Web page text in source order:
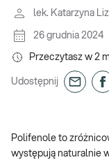
lek. Katarzyna
26 grudnia 2024
Przeczytasz w 2
Udostępnij
Polifenole to
występują naturalnie